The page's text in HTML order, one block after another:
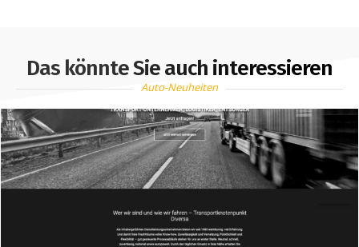
Das könnte Sie auch interessieren
Auto-Neuheiten